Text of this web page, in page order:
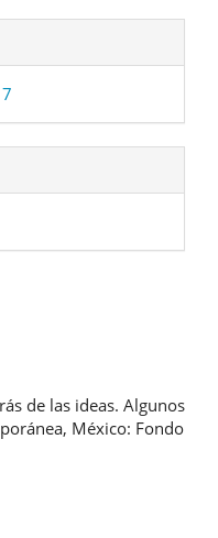
de las ideas. Algunos
México: Fondo